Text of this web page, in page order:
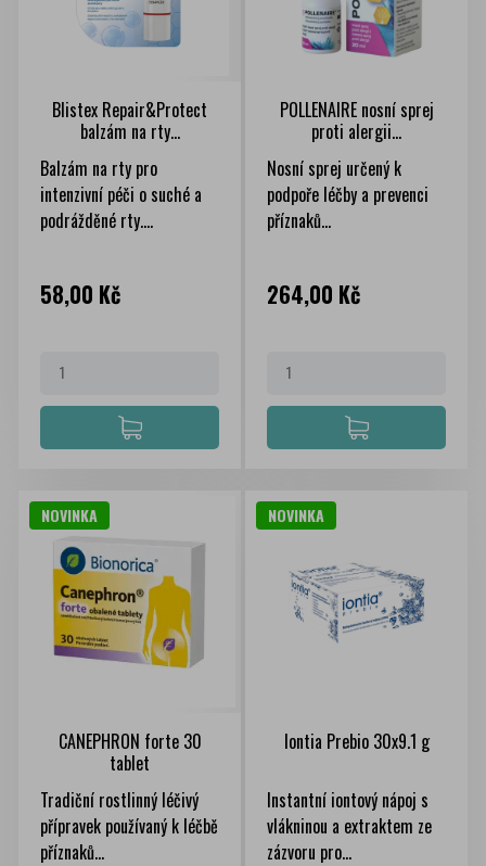
Blistex Repair&Protect
balzám na rty...
Balzám na rty pro
intenzivní péči o suché a
podrážděné rty....
Cena
58,00 Kč
POLLENAIRE nosní sprej
proti alergii...
Nosní sprej určený k
podpoře léčby a prevenci
příznaků...
Cena
264,00 Kč
CANEPHRON forte 30
tablet
Tradiční rostlinný léčivý
přípravek používaný k léčbě
příznaků...
NOVINKA
Iontia Prebio 30x9.1 g
Instantní iontový nápoj s
vlákninou a extraktem ze
zázvoru pro...
NOVINKA